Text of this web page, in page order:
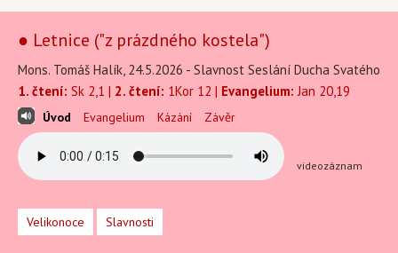
● Letnice ("z prázdného kostela")
Mons. Tomáš Halík, 24.5.2026 - Slavnost Seslání Ducha Svatého
1. čtení: Sk 2,1 | 2. čtení: 1Kor 12 | Evangelium: Jan 20,19
Úvod Evangelium Kázání Závěr
videozáznam
Velikonoce Slavnosti